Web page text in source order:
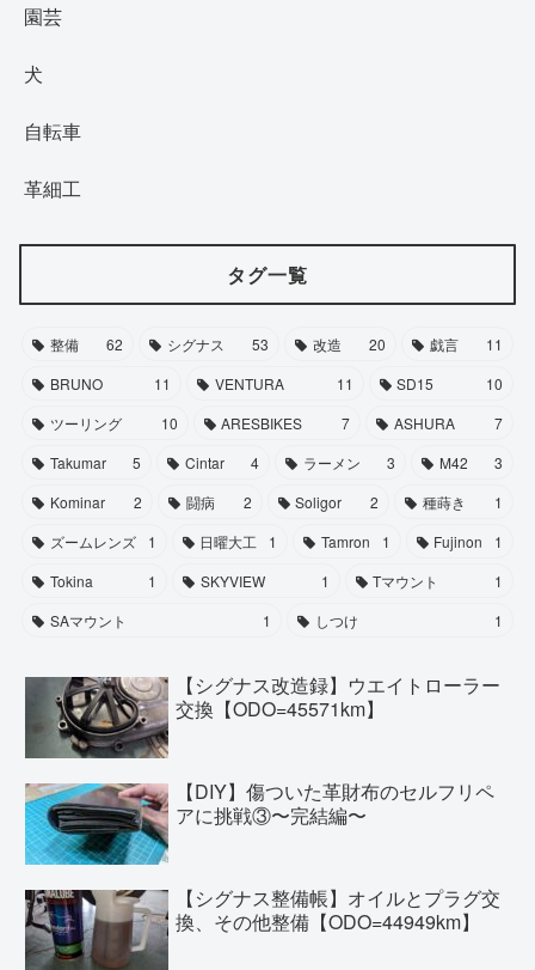
園芸
犬
自転車
革細工
タグ一覧
整備 62 シグナス 53 改造 20 戯言
11
BRUNO
11 VENTURA 11 SD15
10
ツーリング
10 ARESBIKES 7 ASHURA
7
Takumar
5 Cintar 4 ラーメン 3 M42
3
Kominar
2 闘病 2 Soligor 2 種蒔き
1
ズームレンズ
1 日曜大工 1 Tamron 1 Fujinon
1
Tokina
1 SKYVIEW 1 Tマウント
1
SAマウント
1 しつけ 1
【シグナス改造録】ウエイトローラー
交換【ODO=45571km】
【DIY】傷ついた革財布のセルフリペ
アに挑戦③〜完結編〜
【シグナス整備帳】オイルとプラグ交
換、その他整備【ODO=44949km】